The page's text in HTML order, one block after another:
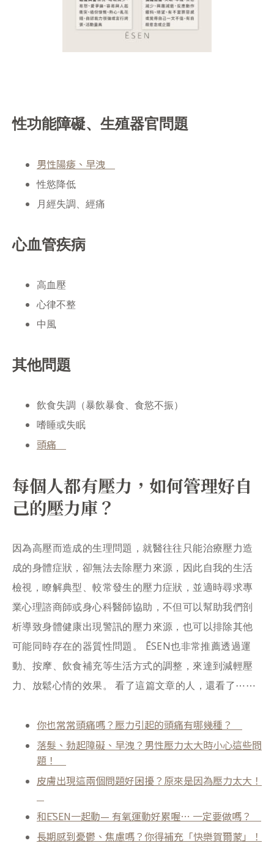
性功能障礙、生殖器官問題
男性陽痿、早洩
性慾降低
月經失調、經痛
心血管疾病
高血壓
心律不整
中風
其他問題
飲食失調（暴飲暴食、食慾不振）
嗜睡或失眠
頭痛
每個人都有壓力，如何管理好自
己的壓力庫？
因為高壓而造成的生理問題，就醫往往只能治療壓力造
成的身體症狀，卻無法去除壓力來源，因此自我的生活
檢視，瞭解典型、較常發生的壓力症狀，並適時尋求專
業心理諮商師或身心科醫師協助，不但可以幫助我們剖
析導致身體健康出現警訊的壓力來源，也可以排除其他
可能同時存在的器質性問題。 ĒSEN也非常推薦透過運
動、按摩、飲食補充等生活方式的調整，來達到減輕壓
力、放鬆心情的效果。 看了這篇文章的人，還看了⋯⋯
你也常常頭痛嗎？壓力引起的頭痛有哪幾種？
落髮、勃起障礙、早洩？男性壓力太大時小心這些問
題！
皮膚出現這兩個問題好困擾？原來是因為壓力太大！
和ĒSEN一起動— 有氧運動好累喔… 一定要做嗎？
長期感到憂鬱、焦慮嗎？你得補充「快樂賀爾蒙」！